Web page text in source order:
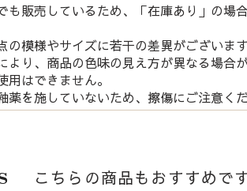
も販売しているため、「在庫あり」の
の模様やサイズに若干の差異がございます
より、商品の色味の見え方が異なる場合
用はできません。
薬を施していないため、擦傷にご注意くだ